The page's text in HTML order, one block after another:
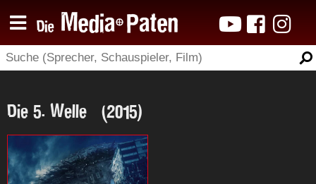
Die 5. Welle (2015)